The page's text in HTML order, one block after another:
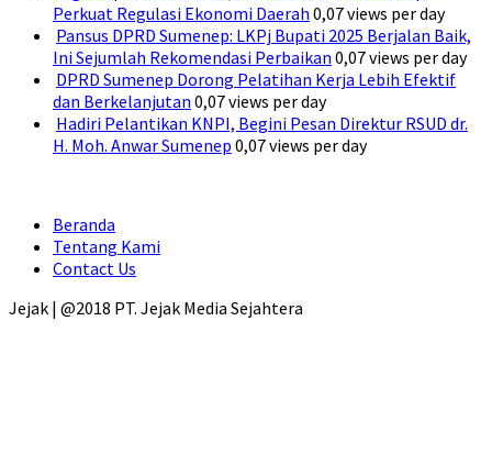
Perkuat Regulasi Ekonomi Daerah 0,07 views per day
Pansus DPRD Sumenep: LKPj Bupati 2025 Berjalan Baik,
Ini Sejumlah Rekomendasi Perbaikan 0,07 views per day
DPRD Sumenep Dorong Pelatihan Kerja Lebih Efektif
dan Berkelanjutan 0,07 views per day
Hadiri Pelantikan KNPI, Begini Pesan Direktur RSUD dr.
H. Moh. Anwar Sumenep 0,07 views per day
Beranda
Tentang Kami
Contact Us
Jejak | @2018 PT. Jejak Media Sejahtera